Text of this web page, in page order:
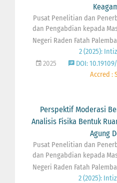
Pusat Penelitian dan
dan Pengabdian kepada
Negeri Raden Fatah
2 (2025):
2025
DOI:
Accred :
Perspektif Moderasi
Analisis Fisika Bentuk
Agung
Pusat Penelitian dan
dan Pengabdian kepada
Negeri Raden Fatah
2 (2025):